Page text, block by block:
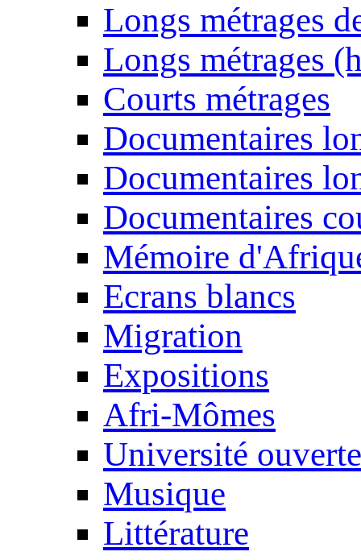
Longs métrages
Longs métrages
Courts métrages
Documentaires
Documentaires
Documentaires
Mémoire
Ecrans blancs
Migration
Expositions
Afri-Mômes
Université ouverte
Musique
Littérature